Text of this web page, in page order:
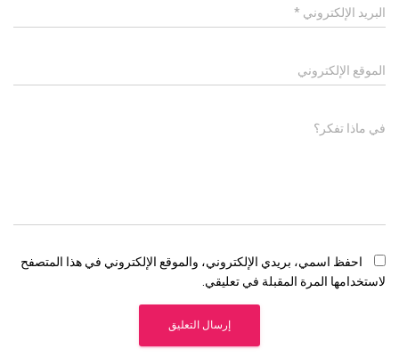
البريد الإلكتروني *
الموقع الإلكتروني
في ماذا تفكر؟
احفظ اسمي، بريدي الإلكتروني، والموقع الإلكتروني في هذا المتصفح
لاستخدامها المرة المقبلة في تعليقي.